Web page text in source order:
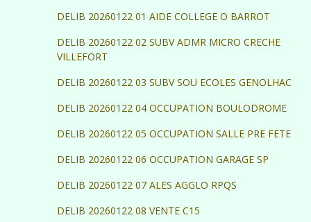
DELIB 20260122 01 AIDE COLLEGE O BARROT
DELIB 20260122 02 SUBV ADMR MICRO CRECHE
VILLEFORT
DELIB 20260122 03 SUBV SOU ECOLES GENOLHAC
DELIB 20260122 04 OCCUPATION BOULODROME
DELIB 20260122 05 OCCUPATION SALLE PRE FETE
DELIB 20260122 06 OCCUPATION GARAGE SP
DELIB 20260122 07 ALES AGGLO RPQS
DELIB 20260122 08 VENTE C15